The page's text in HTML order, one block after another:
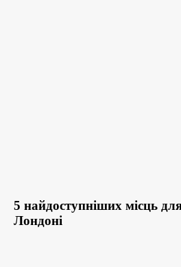
5 найдоступніших місць
Лондоні